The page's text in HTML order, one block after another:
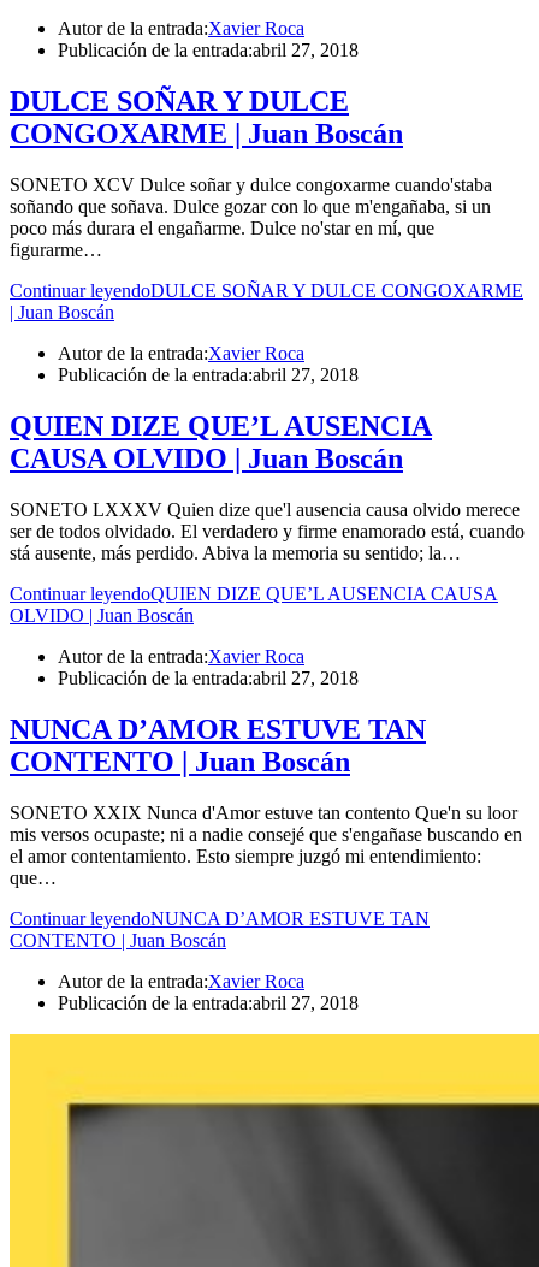
Autor de la entrada:Xavier Roca
Publicación de la entrada:abril 27, 2018
DULCE SOÑAR Y DULCE
CONGOXARME | Juan Boscán
SONETO XCV Dulce soñar y dulce congoxarme cuando'staba
soñando que soñava. Dulce gozar con lo que m'engañaba, si un
poco más durara el engañarme. Dulce no'star en mí, que
figurarme…
Continuar leyendoDULCE SOÑAR Y DULCE CONGOXARME
| Juan Boscán
Autor de la entrada:Xavier Roca
Publicación de la entrada:abril 27, 2018
QUIEN DIZE QUE’L AUSENCIA
CAUSA OLVIDO | Juan Boscán
SONETO LXXXV Quien dize que'l ausencia causa olvido merece
ser de todos olvidado. El verdadero y firme enamorado está, cuando
stá ausente, más perdido. Abiva la memoria su sentido; la…
Continuar leyendoQUIEN DIZE QUE’L AUSENCIA CAUSA
OLVIDO | Juan Boscán
Autor de la entrada:Xavier Roca
Publicación de la entrada:abril 27, 2018
NUNCA D’AMOR ESTUVE TAN
CONTENTO | Juan Boscán
SONETO XXIX Nunca d'Amor estuve tan contento Que'n su loor
mis versos ocupaste; ni a nadie consejé que s'engañase buscando en
el amor contentamiento. Esto siempre juzgó mi entendimiento:
que…
Continuar leyendoNUNCA D’AMOR ESTUVE TAN
CONTENTO | Juan Boscán
Autor de la entrada:Xavier Roca
Publicación de la entrada:abril 27, 2018